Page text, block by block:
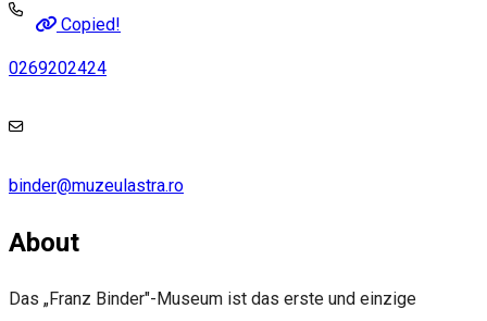
Copied!
0269202424
binder@muzeulastra.ro
About
Das „Franz Binder"-Museum ist das erste und einzige